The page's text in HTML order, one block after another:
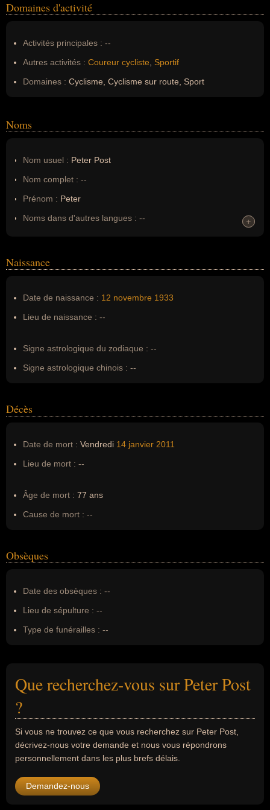
Domaines d'activité
Activités principales : --
Autres activités : Coureur cycliste
Sportif
Domaines : Cyclisme, Cyclisme sur route, Sport
Noms
Nom usuel : Peter Post
Nom complet : --
Prénom : Peter
Noms dans d'autres langues : --
Nom de famille :Post
+
+
Naissance
Date de naissance : 12 novembre 1933
Lieu de naissance : --
Signe astrologique du zodiaque : --
Signe astrologique chinois : --
Décès
Date de mort : Vendredi 14 janvier 2011
Lieu de mort : --
Âge de mort : 77 ans
Cause de mort : --
Obsèques
Date des obsèques : --
Lieu de sépulture : --
Type de funérailles : --
Que recherchez-vous sur Peter Post
?
Si vous ne trouvez ce que vous recherchez sur Peter Post,
décrivez-nous votre demande et nous vous répondrons
personnellement dans les plus brefs délais.
Demandez-nous